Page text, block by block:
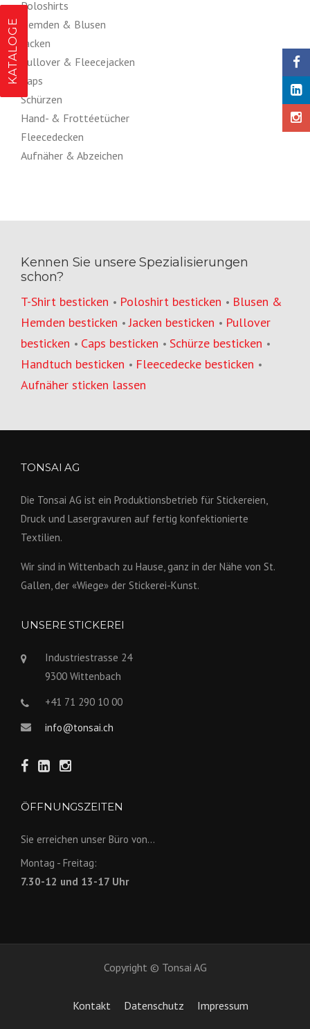
Poloshirts
Hemden & Blusen
Jacken
Pullover & Fleecejacken
Caps
Schürzen
Hand- & Frottéetücher
Fleecedecken
Aufnäher & Abzeichen
KATALOGE
Kennen Sie unsere Spezialisierungen
schon?
T-Shirt besticken • Poloshirt besticken • Blusen &
Hemden besticken •Jacken besticken • Pullover
besticken • Caps besticken • Schürze besticken •
Handtuch besticken • Fleecedecke besticken •
Aufnäher sticken lassen
TONSAI AG
Die Tonsai AG ist ein Produktions­betrieb für Stickereien,
Druck und Lasergravuren auf fertig konfek­tionierte
Textilien.
Wir sind in Wittenbach zu Hause, ganz in der Nähe von St.
Gallen, der «Wiege» der Stickerei-Kunst.
UNSERE STICKEREI
Industriestrasse 24
9300 Wittenbach
+41 71 290 10 00
info@tonsai.ch
ÖFFNUNGSZEITEN
Sie erreichen unser Büro von...
Montag - Freitag:
7.30-12 und 13-17 Uhr
Copyright © Tonsai AG
Kontakt Datenschutz Impressum